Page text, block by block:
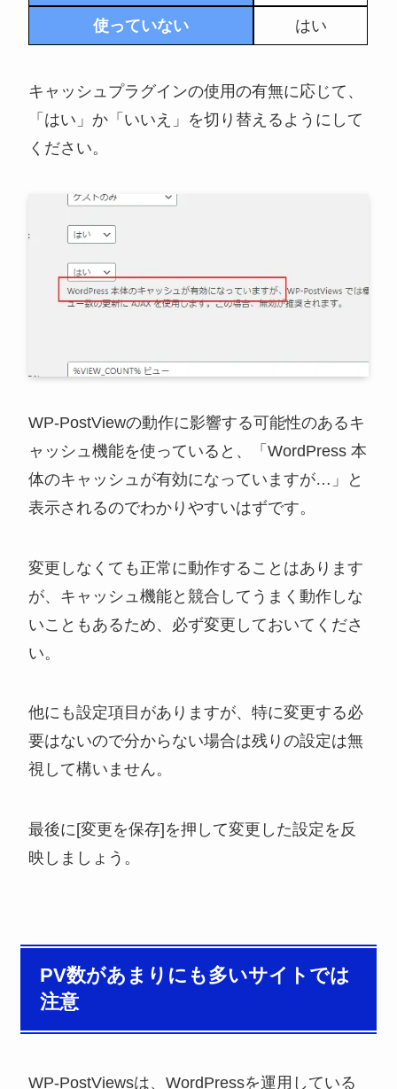
使っていない はい
キャッシュプラグインの使用の有無に応じて、
「はい」か「いいえ」を切り替えるようにして
ください。
WP-PostViewの動作に影響する可能性のあるキ
ャッシュ機能を使っていると、「WordPress 本
体のキャッシュが有効になっていますが…」と
表示されるのでわかりやすいはずです。
変更しなくても正常に動作することはあります
が、キャッシュ機能と競合してうまく動作しな
いこともあるため、必ず変更しておいてくださ
い。
他にも設定項目がありますが、特に変更する必
要はないので分からない場合は残りの設定は無
視して構いません。
最後に[変更を保存]を押して変更した設定を反
映しましょう。
PV数があまりにも多いサイトでは
注意
WP-PostViewsは、WordPressを運用している